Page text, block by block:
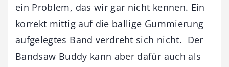
ein Problem, das wir gar nicht kennen. Ein
korrekt mittig auf die ballige Gummierung
aufgelegtes Band verdreht sich nicht. Der
Bandsaw Buddy kann aber dafür auch als